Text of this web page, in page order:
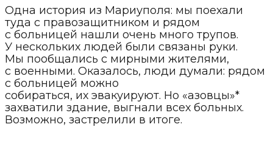
Одна история из Мариуполя: мы поехали
туда с правозащитником и рядом
с больницей нашли очень много трупов.
У нескольких людей были связаны руки.
Мы пообщались с мирными жителями,
с военными. Оказалось, люди думали: рядом
с больницей можно
собираться, их эвакуируют. Но «азовцы»*
захватили здание, выгнали всех больных.
Возможно, застрелили в итоге.